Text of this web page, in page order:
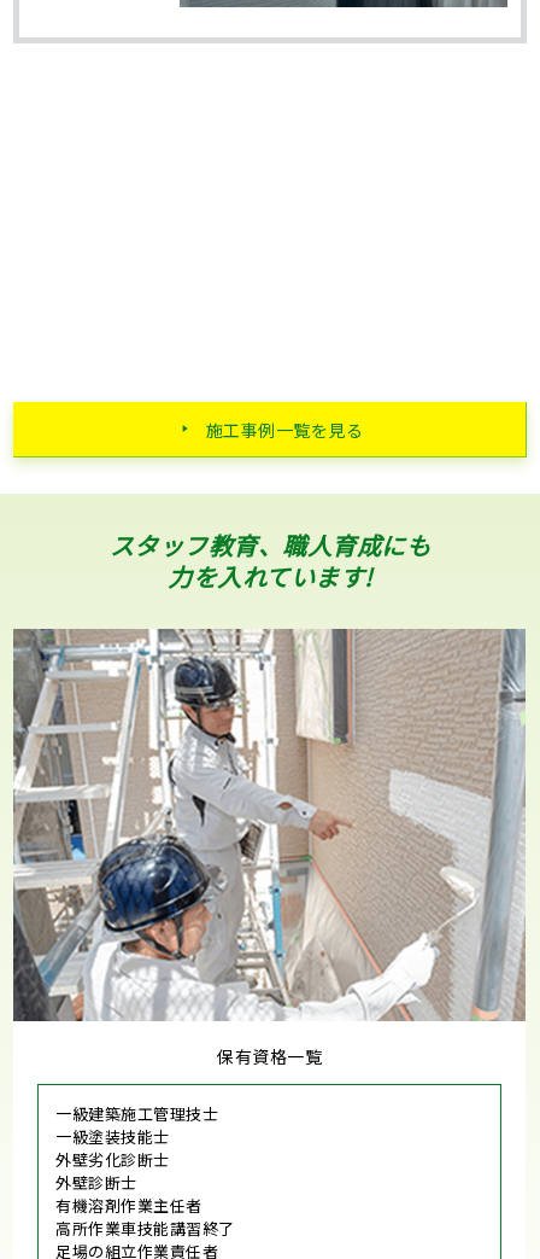
施工事例一覧を見る
スタッフ教育、職人育成にも
力を入れています!
保有資格一覧
一級建築施工管理技士
一級塗装技能士
外壁劣化診断士
外壁診断士
有機溶剤作業主任者
高所作業車技能講習終了
足場の組立作業責任者